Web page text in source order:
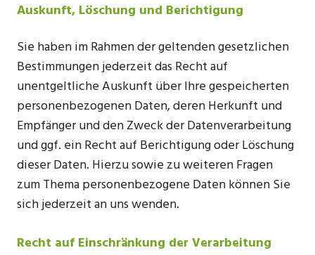
Auskunft, Löschung und Berichtigung
Sie haben im Rahmen der geltenden gesetzlichen
Bestimmungen jederzeit das Recht auf
unentgeltliche Auskunft über Ihre gespeicherten
personenbezogenen Daten, deren Herkunft und
Empfänger und den Zweck der Datenverarbeitung
und ggf. ein Recht auf Berichtigung oder Löschung
dieser Daten. Hierzu sowie zu weiteren Fragen
zum Thema personenbezogene Daten können Sie
sich jederzeit an uns wenden.
Recht auf Einschränkung der Verarbeitung